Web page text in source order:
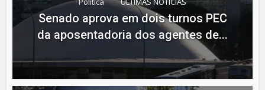
Senado aprova em dois turnos PEC
da aposentadoria dos agentes de...